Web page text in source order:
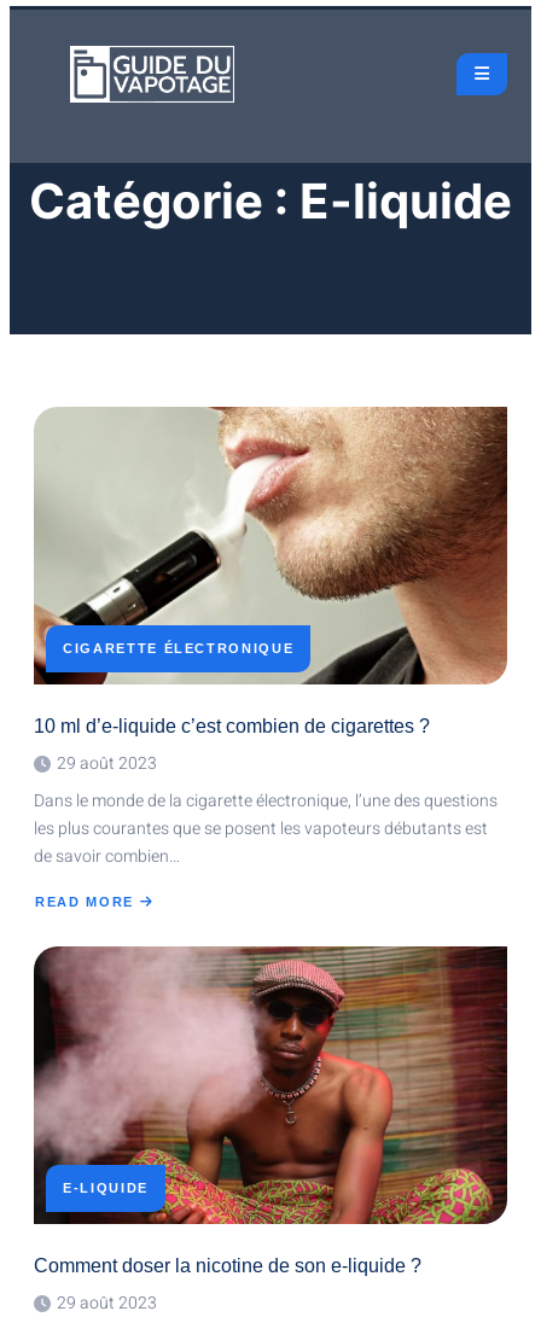
Catégorie : E-liquide
CIGARETTE ÉLECTRONIQUE
10 ml d’e-liquide c’est combien de cigarettes ?
29 août 2023
Dans le monde de la cigarette électronique, l’une des questions
les plus courantes que se posent les vapoteurs débutants est
de savoir combien…
READ MORE
ABOUT
D’E-
LIQUIDE
C’EST
COMBIEN
CIGARETTES
E-LIQUIDE
Comment doser la nicotine de son e-liquide ?
29 août 2023